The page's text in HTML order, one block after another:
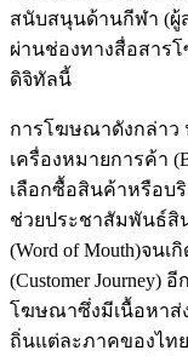
สนับสนุนด้านกีฬา (ผู้
ผ่านช่องทางสื่อสาร
ดิจิทัลนี้
การโฆษณาดังกล่าว
เครื่องหมายการค้า
เลือกซื้อสินค้าหรือบ
ช่วยประชาสัมพันธ์สิ
(Word of Mouth)จน
(Customer
โฆษณาซึ่งมีเนื้อหาส่
ถิ่นแต่ละภาคของไท